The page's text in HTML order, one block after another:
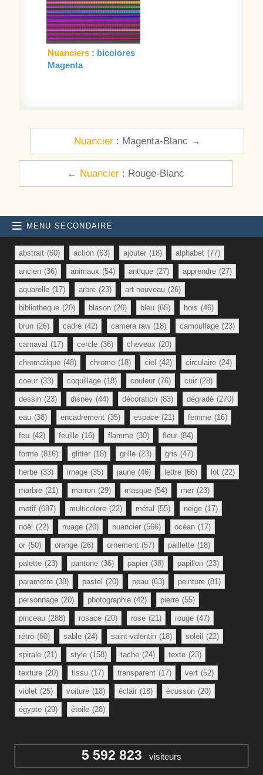
Nuanciers : bicolores
Magenta
Navigation de l’article
Nuancier : Magenta-Blanc →
← Nuancier : Rouge-Blanc
MENU SECONDAIRE
abstrait (60) action (63) ajouter (18) alphabet (77)
ancien (36) animaux (54) antique (27) apprendre (27)
aquarelle (17) arbre (23) art nouveau (26)
bibliotheque (20) blason (20) bleu (68) bois (46)
brun (26) cadre (42) camera raw (18) camouflage (23)
carnaval (17) cercle (36) cheveux (20)
chromatique (48) chrome (18) ciel (42) circulaire (24)
coeur (33) coquillage (18) couleur (76) cuir (28)
dessin (23) disney (44) décoration (83) dégradé (270)
eau (38) encadrement (35) espace (21) femme (16)
feu (42) feuille (16) flamme (30) fleur (84)
forme (816) glitter (18) grille (23) gris (47)
herbe (33) image (35) jaune (46) lettre (66) lot (22)
marbre (21) marron (29) masque (54) mer (23)
motif (687) multicolore (22) métal (55) neige (17)
noël (22) nuage (20) nuancier (566) océan (17)
or (50) orange (26) ornement (57) paillette (18)
palette (23) pantone (36) papier (38) papillon (23)
paramètre (38) pastel (20) peau (63) peinture (81)
personnage (20) photographie (42) pierre (55)
pinceau (288) rosace (20) rose (21) rouge (47)
rétro (60) sable (24) saint-valentin (18) soleil (22)
spirale (21) style (158) tache (24) texte (23)
texture (20) tissu (17) transparent (17) vert (52)
violet (25) voiture (18) éclair (18) écusson (20)
égypte (29) étoile (28)
5 592 823 visiteurs